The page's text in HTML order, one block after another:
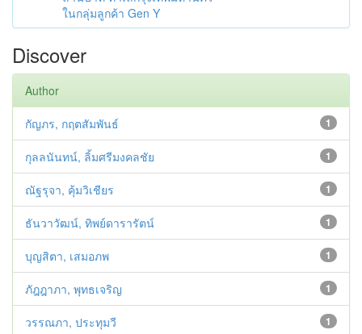
ในกลุ่มลูกค้า Gen Y
Discover
Author
1
กัญภร, กฤตสัมพันธ์
1
กุลลนันทน์, ลิ้มศรีมงคลชัย
1
ณัฐรุจา, คุ้มวิเชียร
1
ธันวาวัฒน์, ทิพย์ดารารัตน์
1
บุญสิตา, เสมอภพ
1
ภัฎฎาภา, พุทธเจริญ
1
วรรณภา, ประทุมวี